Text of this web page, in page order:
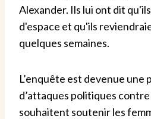
Alexander. Ils lui ont dit
d'espace et qu'ils
quelques semaines.
L’enquête est devenue une
d’attaques politiques
souhaitent soutenir les